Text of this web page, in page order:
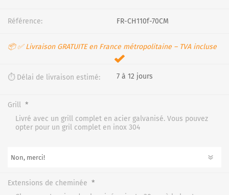
Référence: FR-CH110f-70CM
📦 ✅ Livraison GRATUITE en France métropolitaine – TVA incluse
⏱️ Délai de livraison estimé: 7 à 12 jours
Grill *
Livré avec un grill complet en acier galvanisé. Vous pouvez
opter pour un gril complet en inox 304
Extensions de cheminée *